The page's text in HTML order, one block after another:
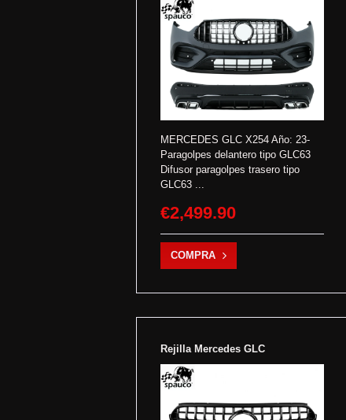
MERCEDES GLC X254 Año: 23-
Paragolpes delantero tipo GLC63
Difusor paragolpes trasero tipo
GLC63 ...
€2,499.90
COMPRA
Rejilla Mercedes GLC